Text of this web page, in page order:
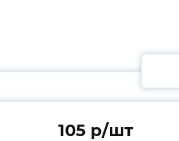
105 p/шт